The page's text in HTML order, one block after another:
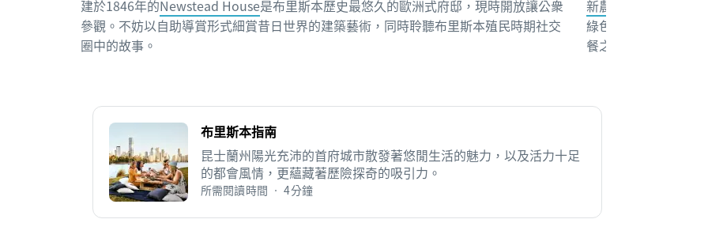
建於1846年的Newstead House是布里斯本歷史最悠久的歐洲式府邸，現時開放讓公衆
參觀。不妨以自助導賞形式細賞昔日世界的建築藝術，同時聆聽布里斯本殖民時期社交
圈中的故事。
新農場公園（New
綠色草地僅是其中一
餐之用，亦可請
布里斯本指南
昆士蘭州陽光充沛的首府城市散發著悠閒生活的魅力，以及活力十足
的都會風情，更蘊藏著歷險探奇的吸引力。
所需閱讀時間 • 4分鐘